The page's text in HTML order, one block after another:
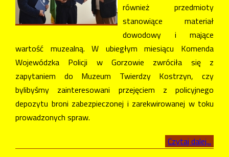
również przedmioty
stanowiące materiał
dowodowy i mające
wartość muzealną. W ubiegłym miesiącu Komenda
Wojewódzka Policji w Gorzowie zwróciła się z
zapytaniem do Muzeum Twierdzy Kostrzyn, czy
bylibyśmy zainteresowani przejęciem z policyjnego
depozytu broni zabezpieczonej i zarekwirowanej w toku
prowadzonych spraw.
Czytaj dalej...